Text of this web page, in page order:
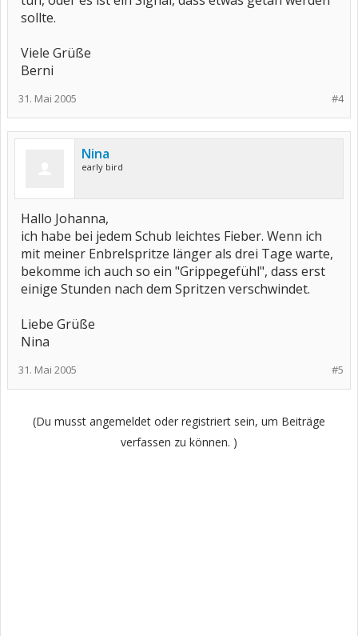
sollte.
Viele Grüße
Berni
#4
31. Mai 2005
Nina
early bird
Hallo Johanna,
ich habe bei jedem Schub leichtes Fieber. Wenn ich
mit meiner Enbrelspritze länger als drei Tage warte,
bekomme ich auch so ein "Grippegefühl", dass erst
einige Stunden nach dem Spritzen verschwindet.
Liebe Grüße
Nina
#5
31. Mai 2005
(Du musst angemeldet oder registriert sein, um Beiträge
verfassen zu können. )